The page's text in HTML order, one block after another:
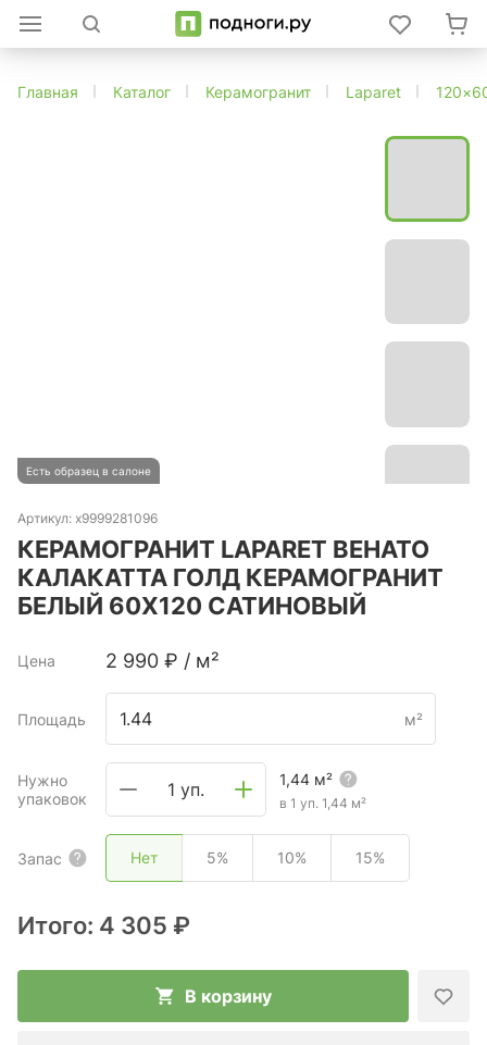
Главная Каталог Керамогранит Laparet
Есть образец в салоне
Артикул: х9999281096
КЕРАМОГРАНИТ LAPARET ВЕНАТО
КАЛАКАТТА ГОЛД КЕРАМОГРАНИТ
БЕЛЫЙ 60Х120 САТИНОВЫЙ
Цена 2 990 ₽ / м²
Площадь м²
Нужно
упаковок
1 уп. 1,44 м²
в 1 уп. 1,44 м²
Запас Нет 5% 10% 15%
Итого: 4 305 ₽
В корзину